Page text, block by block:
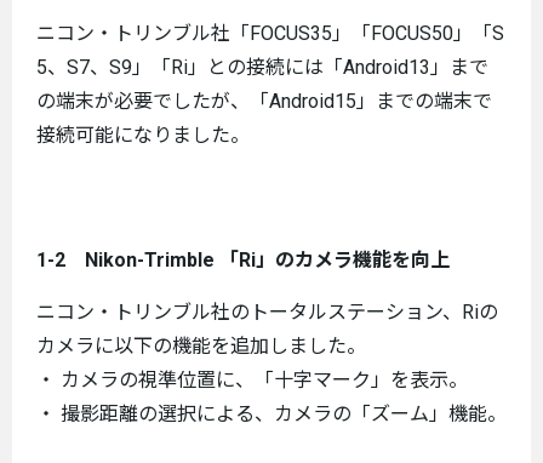
ニコン・トリンブル社「FOCUS35」「FOCUS50」「S
5、S7、S9」「Ri」との接続には「Android13」まで
の端末が必要でしたが、「Android15」までの端末で
接続可能になりました。
1-2 Nikon-Trimble 「Ri」のカメラ機能を向上
ニコン・トリンブル社のトータルステーション、Riの
カメラに以下の機能を追加しました。
・ カメラの視準位置に、「十字マーク」を表示。
・ 撮影距離の選択による、カメラの「ズーム」機能。